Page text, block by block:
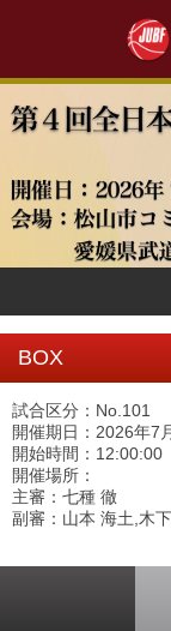
BOX
試合区分：No.101
開催期日：2026年7
開始時間：12:00:00
開催場所：
主審：七種 徹
副審：山本 海土,木